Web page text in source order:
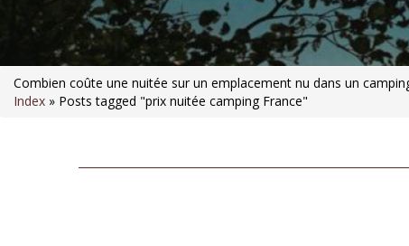
Combien coûte une nuitée sur un emplacement nu dans un
Index » Posts tagged "prix nuitée camping France"